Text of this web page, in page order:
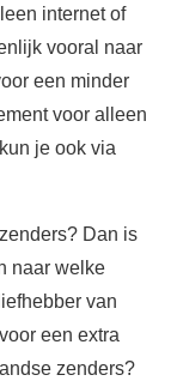
internet of
vooral naar
een minder
voor alleen
je ook via
Dan is
naar welke
van
een extra
zenders?